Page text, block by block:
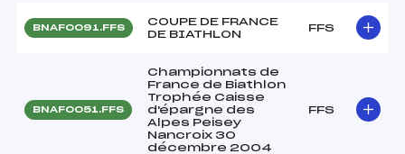
BNAF0091.FFS
COUPE DE FRANCE
DE BIATHLON
FFS
BNAF0051.FFS
Championnats de
France de Biathlon
Trophée Caisse
d'épargne des
Alpes Peisey
Nancroix 30
décembre 2004
FFS